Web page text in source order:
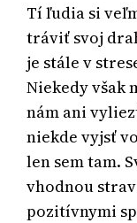
Tí ľudia si
tráviť svoj
je stále v
Niekedy však
nám ani
niekde vyjsť
len sem tam.
vhodnou
pozitívnymi